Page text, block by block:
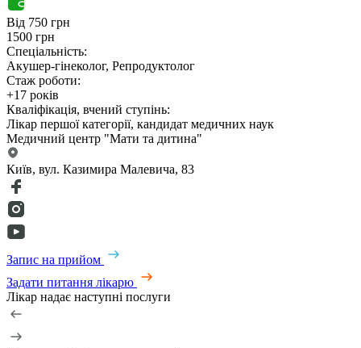
Від 750 грн
1500 грн
Спеціальність:
Акушер-гінеколог, Репродуктолог
Стаж роботи:
+17 років
Кваліфікація, вчений ступінь:
Лікар першої категорії, кандидат медичних наук
Медичний центр "Мати та дитина"
Київ, вул. Казимира Малевича, 83
Запис на прийом
Задати питання лікарю
Лікар надає наступні послуги